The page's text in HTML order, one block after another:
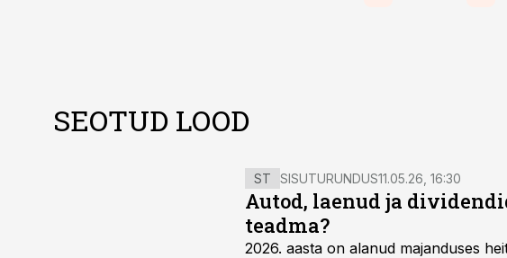
SEOTUD LOOD
ST SISUTURUNDUS11.05.26, 16:30
Autod, laenud ja
teadma?
2026. aasta on alanud majanduses